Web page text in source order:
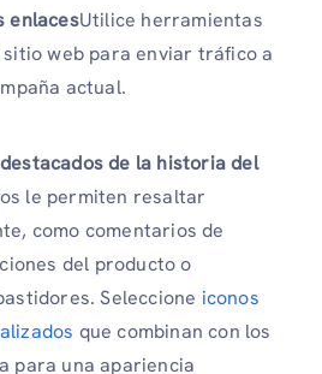
enlacesUtilice herramientas
web para enviar tráfico a
actual.
de la historia del
le permiten resaltar
como comentarios de
del producto o
Seleccione iconos
que combinan con los
para una apariencia